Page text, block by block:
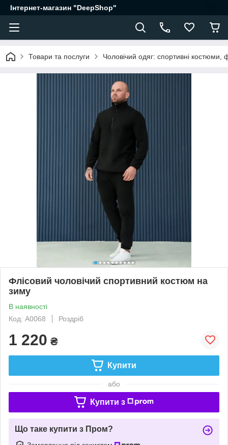
Інтернет-магазин "DeepShop"
Товари та послуги Чоловічий одяг: спортивні
Флісовий чоловічий спортивний костюм на
зиму
В наявності
Код: A0068
Роздріб
1 220 ₴
Купити
або
Купити з
Що таке купити з Пром?